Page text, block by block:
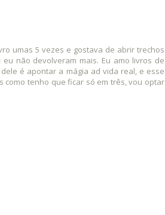
umas 5 vezes e gostava de abrir trechos
não devolveram mais. Eu amo livros de
é apontar a mágia ad vida real, e esse
como tenho que ficar só em três, vou optar